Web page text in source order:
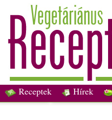
Receptek Hírek